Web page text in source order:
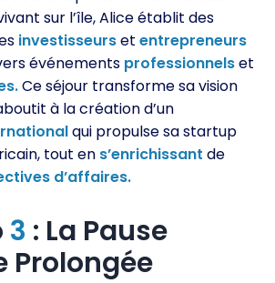
sur l’île, Alice établit des
investisseurset entrepreneurs
événements professionnelset
Ce séjour transforme sa vision
à la création d’un
qui propulse sa startup
tout en s’enrichissant de
d’affaires.
3 : La Pause
Prolongée